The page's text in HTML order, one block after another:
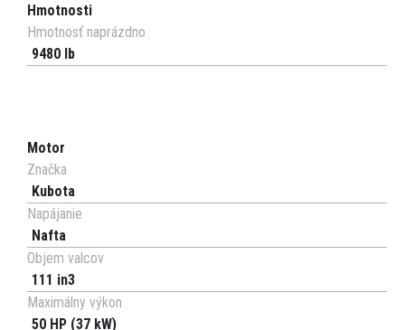
Hmotnosti
Hmotnosť naprázdno
9480 lb
Motor
Značka
Kubota
Napájanie
Nafta
Objem valcov
111 in3
Maximálny výkon
50 HP (37 kW)